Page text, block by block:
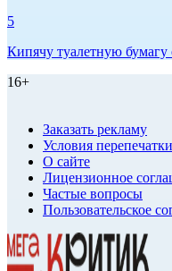
5
Кипячу туалетную бумагу
16+
Заказать рекламу
Условия перепечатки
О сайте
Лицензионное
Частые вопросы
Пользовательское